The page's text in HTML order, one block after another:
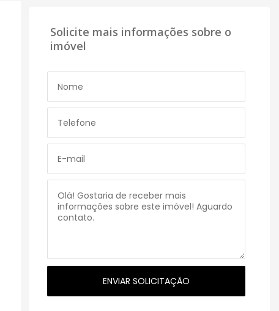
Solicite mais informações sobre o
imóvel